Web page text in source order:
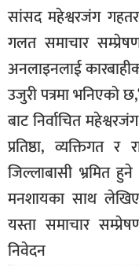
सांसद महेश्वरजंग
गलत समाचार
अनलाइनलाई
उजुरी पत्रमा भनिएको
बाट निर्वाचित
प्रतिष्ठा,
जिल्लाबासी भ्रमित
मनशायका साथ
यस्ता समाचार